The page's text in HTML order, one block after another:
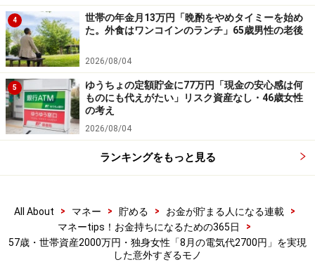
4
世帯の年金月13万円「晩酌をやめタイミーを始め
た。外食はワンコインのランチ」65歳男性の老後
2026/08/04
5
ゆうちょの定額貯金に77万円「現金の安心感は何
ものにも代えがたい」リスク資産なし・46歳女性
の考え
2026/08/04
ランキングをもっと見る
All About > マネー > 貯める > お金が貯まる人になる連載
>
マネーtips！お金持ちになるための365日
>
57歳・世帯資産2000万円・独身女性「8月の電気代2700円」を実現
した意外すぎるモノ